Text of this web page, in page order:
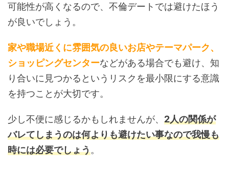
可能性が高くなるので、不倫デートでは避けたほう
が良いでしょう。
家や職場近くに雰囲気の良いお店やテーマパーク、
ショッピングセンターなどがある場合でも避け、知
り合いに見つかるというリスクを最小限にする意識
を持つことが大切です。
少し不便に感じるかもしれませんが、 2人の関係が
バレてしまうのは何よりも避けたい事なので我慢も
時には必要でしょう。